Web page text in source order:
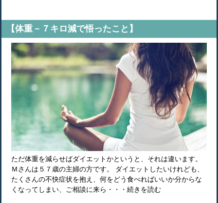
【体重－７キロ減で悟ったこと】
ただ体重を減らせばダイエットかというと、それは違います。
Ｍさんは５７歳の主婦の方です。 ダイエットしたいけれども、
たくさんの不快症状を抱え、何をどう食べればいいか分からな
くなってしまい、ご相談に来ら・・・続きを読む